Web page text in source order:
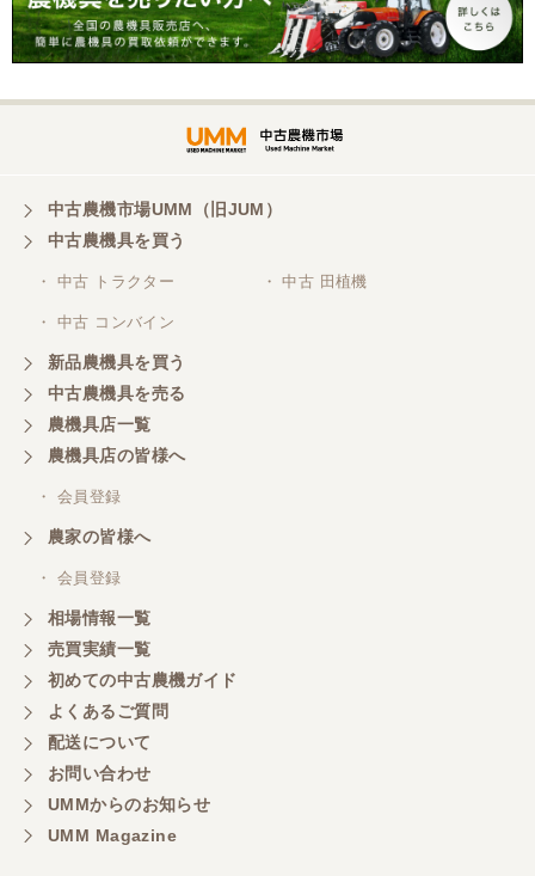
中古農機市場UMM（旧JUM）
中古農機具を買う
・ 中古 トラクター ・ 中古 田植機
・ 中古 コンバイン
新品農機具を買う
中古農機具を売る
農機具店一覧
農機具店の皆様へ
・ 会員登録
農家の皆様へ
・ 会員登録
相場情報一覧
売買実績一覧
初めての中古農機ガイド
よくあるご質問
配送について
お問い合わせ
UMMからのお知らせ
UMM Magazine